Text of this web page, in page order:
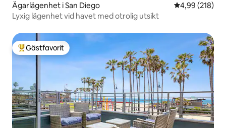
Ägarlägenhet i San Diego 4,99 av 5 i
4,99 (218)
Lyxig lägenhet vid havet med otrolig utsikt
Populär gästfavorit
Gästfavorit